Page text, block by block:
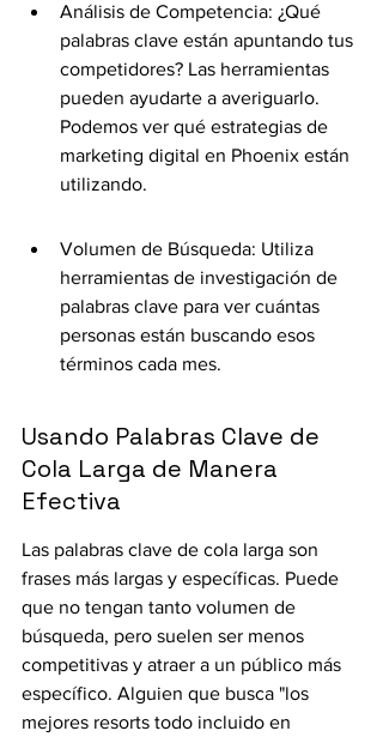
Análisis de Competencia: ¿Qué
palabras clave están apuntando tus
competidores? Las herramientas
pueden ayudarte a averiguarlo.
Podemos ver qué estrategias de
marketing digital en Phoenix están
utilizando.
Volumen de Búsqueda: Utiliza
herramientas de investigación de
palabras clave para ver cuántas
personas están buscando esos
términos cada mes.
Usando Palabras Clave de
Cola Larga de Manera
Efectiva
Las palabras clave de cola larga son
frases más largas y específicas. Puede
que no tengan tanto volumen de
búsqueda, pero suelen ser menos
competitivas y atraer a un público más
específico. Alguien que busca "los
mejores resorts todo incluido en